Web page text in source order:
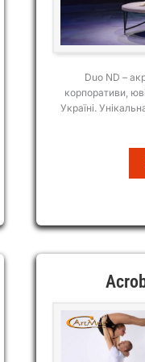
Duo ND –
корпоративи,
Україні.